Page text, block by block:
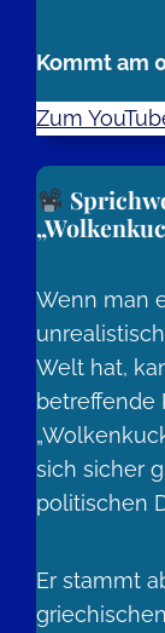
Kommt am
Zum
Wenn man
Welt hat,
betreffende
sich sicher
politischen
Er stammt